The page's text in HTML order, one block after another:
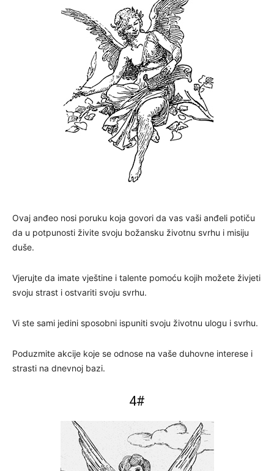
Ovaj anđeo nosi poruku koja govori da vas vaši anđeli potiču
da u potpunosti živite svoju božansku životnu svrhu i misiju
duše.
Vjerujte da imate vještine i talente pomoću kojih možete živjeti
svoju strast i ostvariti svoju svrhu.
Vi ste sami jedini sposobni ispuniti svoju životnu ulogu i svrhu.
Poduzmite akcije koje se odnose na vaše duhovne interese i
strasti na dnevnoj bazi.
4#